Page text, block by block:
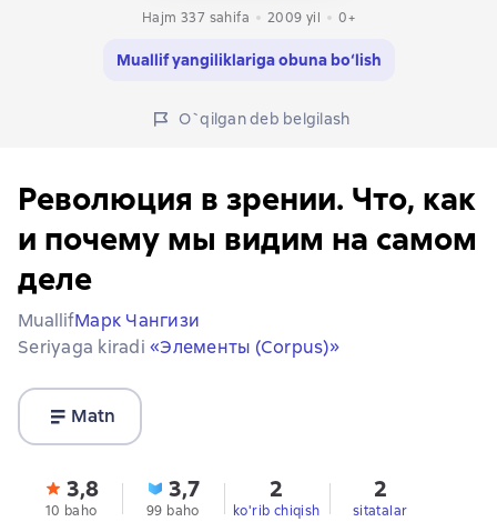
Hajm 337 sahifa
2009 yil 0+
Muallif yangiliklariga obuna bo‘lish
O`qilgan deb belgilash
Революция в зрении. Что, как
и почему мы видим на самом
деле
MuallifМарк Чангизи
Seriyaga kiradi «Элементы (Corpus)»
Matn
3,8
10 baho
3,7
99 baho
2
ko'rib chiqish
2
sitatalar